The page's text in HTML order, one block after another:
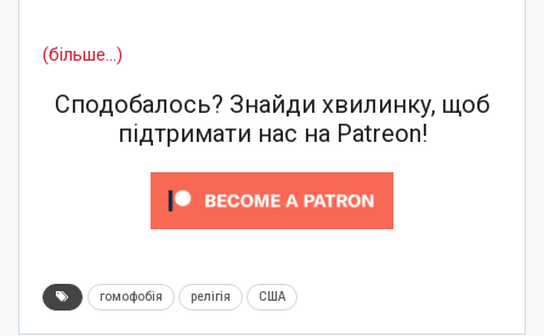
(більше…)
Сподобалось? Знайди хвилинку, щоб
підтримати нас на Patreon!
гомофобія релігія США